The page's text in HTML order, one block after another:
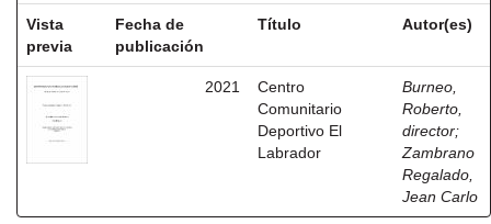
Vista
previa
Fecha de
publicación
Título Autor(es)
2021
Centro
Comunitario
Deportivo El
Labrador
Burneo,
Roberto,
director;
Zambrano
Regalado,
Jean Carlo